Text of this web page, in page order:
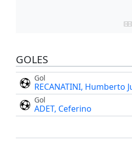
GOLES
Gol
RECANATINI, Humberto
Gol
ADET, Ceferino